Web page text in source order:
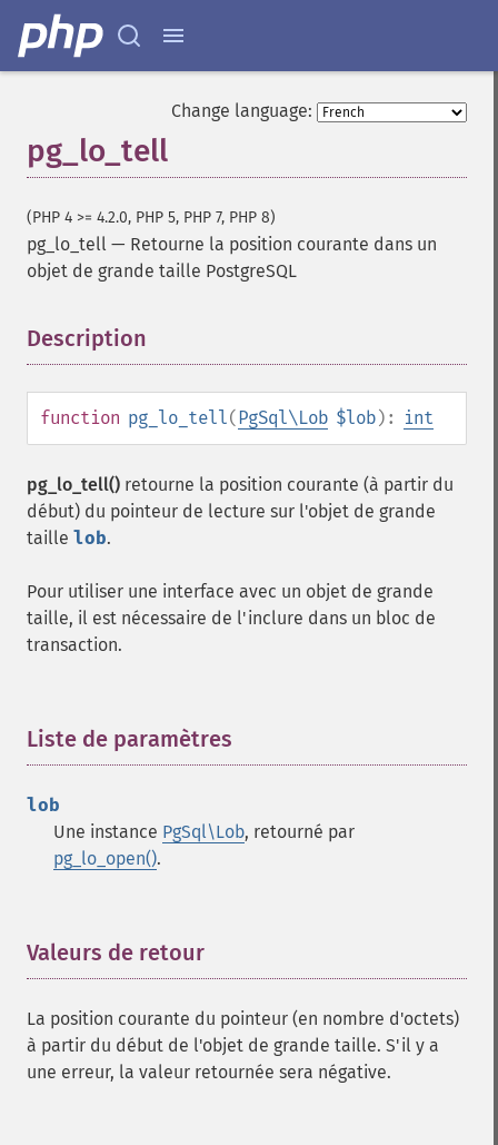
Change language:
pg_lo_tell
(PHP 4 >= 4.2.0, PHP 5, PHP 7, PHP 8)
pg_lo_tell — Retourne la position courante dans un
objet de grande taille PostgreSQL
Description
function pg_lo_tell(PgSql\Lob $lob): int
pg_lo_tell() retourne la position courante (à partir du
début) du pointeur de lecture sur l'objet de grande
taille lob.
Pour utiliser une interface avec un objet de grande
taille, il est nécessaire de l'inclure dans un bloc de
transaction.
Liste de paramètres
lob
Une instance PgSql\Lob, retourné par
pg_lo_open().
Valeurs de retour
La position courante du pointeur (en nombre d'octets)
à partir du début de l'objet de grande taille. S'il y a
une erreur, la valeur retournée sera négative.